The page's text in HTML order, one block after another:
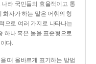
라 국민들의 효율적이고 통
화자가 하는 말은 어휘의 형
으로 여러 가지로 나타나는
하나 혹은 둘을 표준형으로
다.
때 올바르게 표기하는 방법